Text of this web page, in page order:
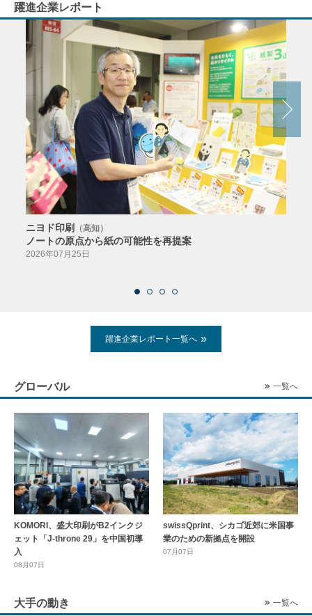
躍進企業レポート
ニヨド印刷 （高知）
ノートの原点から紙の可能性を再提案
2026年07月25日
躍進企業レポート一覧へ
グローバル 一覧へ
KOMORI、盛大印刷がB2インクジ
ェット「J-throne 29」を中国初導
入
08月07日
swissQprint、シカゴ近郊に⽶国事
業のための新拠点を開設
07月07日
大手の動き 一覧へ